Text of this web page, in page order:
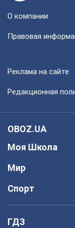
О компании
Правовая
Реклама на сайте
Редакционная
OBOZ.UA
Моя Школа
Мир
Спорт
ГДЗ